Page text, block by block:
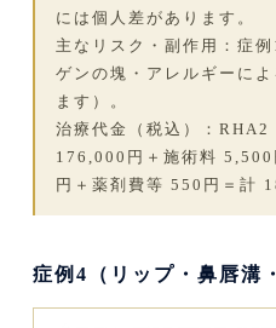
には個人差があります。
主なリスク・副作用：症
ゲンの塊・アレルギーに
ます）。
治療代金（税込）：
176,000円＋施術料
円＋薬剤費等 550円＝計
症例4（リップ・鼻唇溝